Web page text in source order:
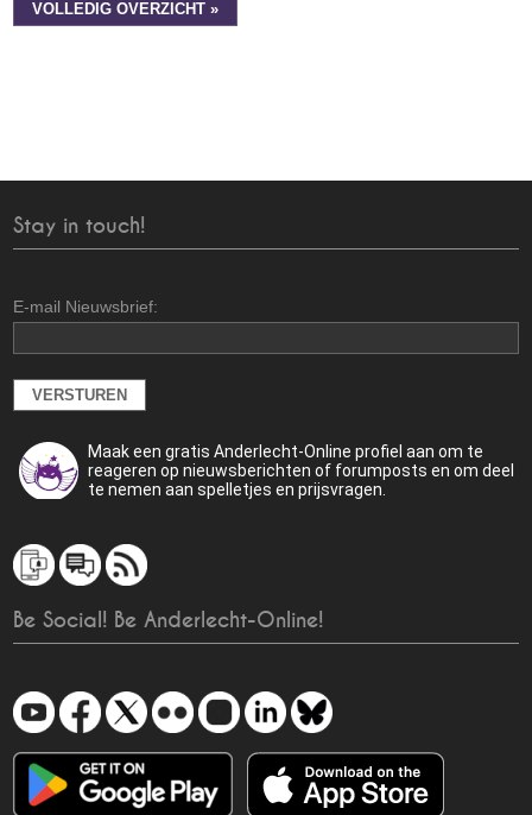
VOLLEDIG OVERZICHT »
Stay in touch!
E-mail Nieuwsbrief:
Maak een gratis Anderlecht-Online profiel aan om te
reageren op nieuwsberichten of forumposts en om deel
te nemen aan spelletjes en prijsvragen.
Be Social! Be Anderlecht-Online!